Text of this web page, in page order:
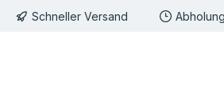
Zur Hauptnavigation
Schneller Versand